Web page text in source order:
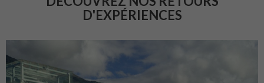
D'EXPÉRIENCES